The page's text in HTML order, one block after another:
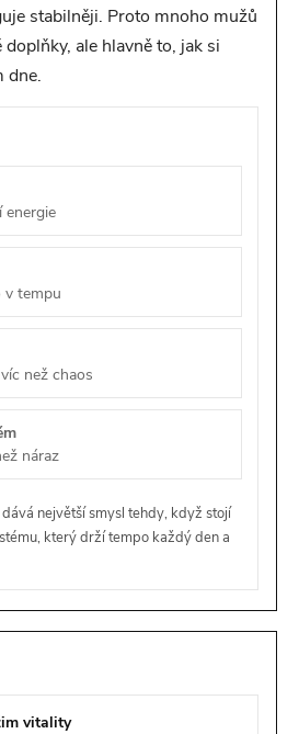
stabilněji. Proto mnoho mužů
ale hlavně to, jak si
dne.
energie
v tempu
než chaos
náraz
největší smysl tehdy, když stojí
který drží tempo každý den a
vitality